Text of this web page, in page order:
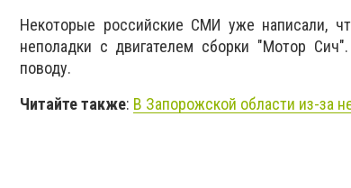
Некоторые российские СМИ уже написали,
неполадки с двигателем сборки "Мотор
поводу.
Читайте также: В Запорожской области из-за